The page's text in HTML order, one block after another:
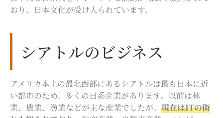
おり、日本文化が受け入られています。
シアトルのビジネス
アメリカ本土の最北西部にあるシアトルは最も日本に近
い都市のため、多くの日系企業があります。以前は林
業、農業、漁業などが主な産業でしたが、 現在はITの街